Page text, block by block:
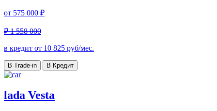
от 575 000 ₽
₽ 1 558 000
в кредит от 10 825 руб/мес.
В Trade-in В Кредит
lada Vesta